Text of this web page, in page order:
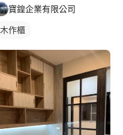
寶鍠企業有限公司
木作櫃